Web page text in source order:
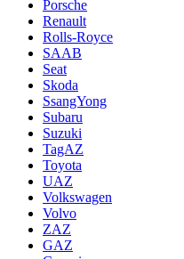
Porsche
Renault
Rolls-Royce
SAAB
Seat
Skoda
SsangYong
Subaru
Suzuki
TagAZ
Toyota
UAZ
Volkswagen
Volvo
ZAZ
GAZ